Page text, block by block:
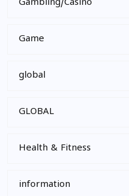
Gambling/Casino
Game
global
GLOBAL
Health & Fitness
information